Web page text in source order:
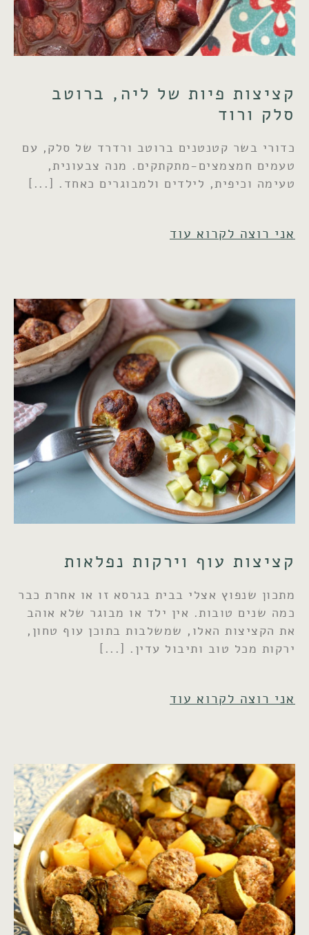
קציצות פיות של ליה, ברוטב
סלק ורוד
כדורי בשר קטנטנים ברוטב ורדרד של סלק, עם
טעמים חמצמצים-מתקתקים. מנה צבעונית,
טעימה וכיפית, לילדים ולמבוגרים כאחד.
אני רוצה לקרוא עוד
קציצות עוף וירקות נפלאות
מתכון שנפוץ אצלי בבית בגרסא זו או אחרת כבר
כמה שנים טובות. אין ילד או מבוגר שלא אוהב
את הקציצות האלו, שמשלבות בתוכן עוף טחון,
ירקות מכל טוב ותיבול עדין.
אני רוצה לקרוא עוד